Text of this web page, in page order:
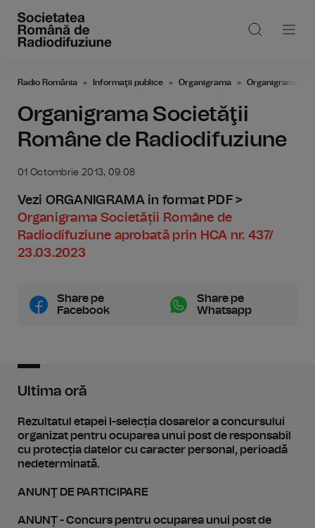
Radio România Informaţii publice Organigrama Organigrama
Organigrama Societăţii
Române de Radiodifuziune
01 Octombrie 2013, 09:08
Vezi ORGANIGRAMA in format PDF >
Organigrama Societății Române de
Radiodifuziune aprobată prin HCA nr. 437/
23.03.2023
Share pe
Facebook
Share pe
Whatsapp
Ultima oră
Rezultatul etapei I-selecția dosarelor a concursului
organizat pentru ocuparea unui post de responsabil
cu protecția datelor cu caracter personal, perioadă
nedeterminată.
ANUNŢ DE PARTICIPARE
ANUNȚ - Concurs pentru ocuparea unui post de